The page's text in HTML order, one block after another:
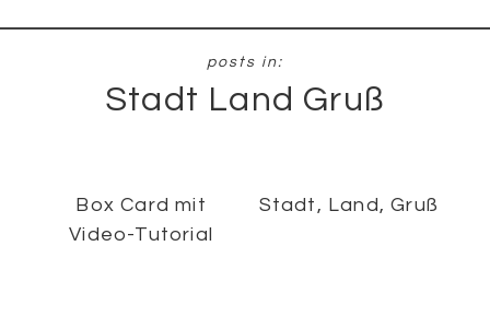
Stadt Land Gruß
Box Card mit
Video-Tutorial
Stadt, Land, Gruß